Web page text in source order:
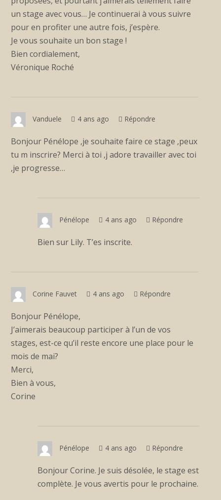
un stage avec vous… Je continuerai à vous suivre
pour en profiter une autre fois, j’espère.
Je vous souhaite un bon stage !
Bien cordialement,
Véronique Roché
Vanduele 4 ans ago Répondre
Bonjour Pénélope ,je souhaite faire ce stage ,peux
tu m inscrire? Merci à toi ,j adore travailler avec toi
,je progresse…
Pénélope 4 ans ago Répondre
Bien sur Lily. T’es inscrite.
Corine Fauvet 4 ans ago Répondre
Bonjour Pénélope,
J’aimerais beaucoup participer à l’un de vos
stages, est-ce qu’il reste encore une place pour le
mois de mai?
Merci,
Bien à vous,
Corine
Pénélope 4 ans ago Répondre
Bonjour Corine. Je suis désolée, le stage est
complète. Je vous avertis pour le prochaine.